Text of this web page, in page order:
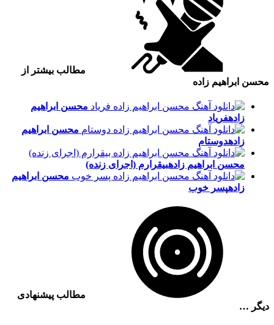
مطالب بیشتر از
محسن ابراهیم زاده
محسن ابراهیم
زادهفریاد
محسن ابراهیم
زادهدوستام
محسن ابراهیم زادهبیقرارم (اجرای زنده)
محسن ابراهیم
زادهپسر خوب
مطالب پیشنهادی
دیگر …